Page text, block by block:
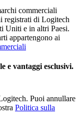
commerciali
registrati di Logitech
Uniti e in altri Paesi.
appartengono ai
e vantaggi esclusivi.
Puoi annullare
Politica sulla